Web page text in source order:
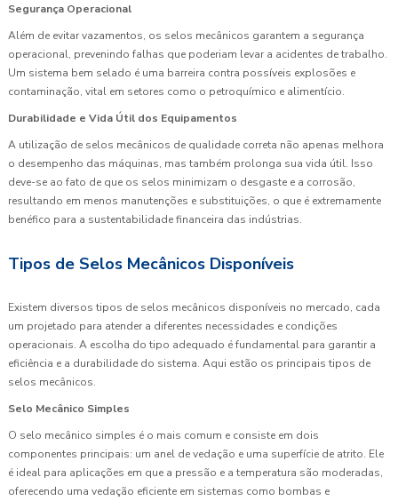
Segurança Operacional
Além de evitar vazamentos, os selos mecânicos garantem a segurança
operacional, prevenindo falhas que poderiam levar a acidentes de trabalho.
Um sistema bem selado é uma barreira contra possíveis explosões e
contaminação, vital em setores como o petroquímico e alimentício.
Durabilidade e Vida Útil dos Equipamentos
A utilização de selos mecânicos de qualidade correta não apenas melhora
o desempenho das máquinas, mas também prolonga sua vida útil. Isso
deve-se ao fato de que os selos minimizam o desgaste e a corrosão,
resultando em menos manutenções e substituições, o que é extremamente
benéfico para a sustentabilidade financeira das indústrias.
Tipos de Selos Mecânicos Disponíveis
Existem diversos tipos de selos mecânicos disponíveis no mercado, cada
um projetado para atender a diferentes necessidades e condições
operacionais. A escolha do tipo adequado é fundamental para garantir a
eficiência e a durabilidade do sistema. Aqui estão os principais tipos de
selos mecânicos.
Selo Mecânico Simples
O selo mecânico simples é o mais comum e consiste em dois
componentes principais: um anel de vedação e uma superfície de atrito. Ele
é ideal para aplicações em que a pressão e a temperatura são moderadas,
oferecendo uma vedação eficiente em sistemas como bombas e